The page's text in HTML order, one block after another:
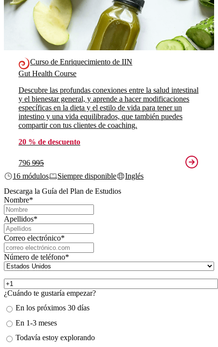
Curso de Enriquecimiento de IIN
Gut Health Course
Descubre las profundas conexiones entre la salud intestinal
y el bienestar general, y aprende a hacer modificaciones
específicas en la dieta y el estilo de vida para tener un
intestino y una vida equilibrados, que también puedes
compartir con tus clientes de coaching.
20 % de descuento
796 995
16 módulos
Siempre disponible
Inglés
Descarga la Guía del Plan de Estudios
Nombre*
Apellidos*
Correo electrónico*
Número de teléfono*
¿Cuándo te gustaría empezar?
En los próximos 30 días
En 1-3 meses
Todavía estoy explorando